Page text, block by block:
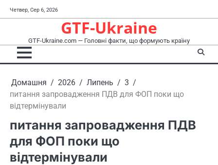
до
Четвер, Сер 6, 2026
GTF-Ukraine
GTF-Ukraine.com — Головні факти, що формують країну
Домашня 2026 Липень
3
питання запровадження ПДВ для ФОП поки що
відтермінували
питання запровадження ПДВ
для ФОП поки що
відтермінували